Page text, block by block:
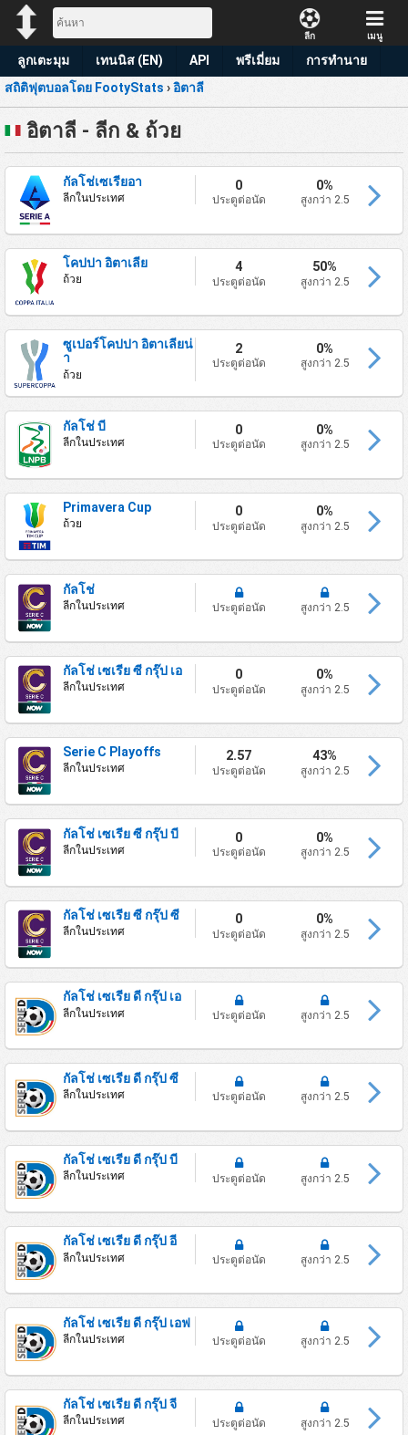
ลีก เมนู
ลูกเตะมุม เทนนิส (EN) API พรีเมี่ยม
การทำนาย
สถิติฟุตบอลโดย FootyStats ›อิตาลี
อิตาลี - ลีก & ถ้วย
กัลโช่เซเรียอา
ลีกในประเทศ
0
ประตูต่อนัด
0%
สูงกว่า 2.5
โคปปา อิตาเลีย
ถ้วย
4
ประตูต่อนัด
50%
สูงกว่า 2.5
ซูเปอร์โคปปา อิตาเลียน่
า
ถ้วย
2
ประตูต่อนัด
0%
สูงกว่า 2.5
กัลโช่ บี
ลีกในประเทศ
0
ประตูต่อนัด
0%
สูงกว่า 2.5
Primavera Cup
ถ้วย
0
ประตูต่อนัด
0%
สูงกว่า 2.5
กัลโช่
ลีกในประเทศ ประตูต่อนัด สูงกว่า 2.5
กัลโช่ เซเรีย ซี กรุ๊ป เอ
ลีกในประเทศ
0
ประตูต่อนัด
0%
สูงกว่า 2.5
Serie C Playoffs
ลีกในประเทศ
2.57
ประตูต่อนัด
43%
สูงกว่า 2.5
กัลโช่ เซเรีย ซี กรุ๊ป บี
ลีกในประเทศ
0
ประตูต่อนัด
0%
สูงกว่า 2.5
กัลโช่ เซเรีย ซี กรุ๊ป ซี
ลีกในประเทศ
0
ประตูต่อนัด
0%
สูงกว่า 2.5
กัลโช่ เซเรีย ดี กรุ๊ป เอ
ลีกในประเทศ ประตูต่อนัด สูงกว่า 2.5
กัลโช่ เซเรีย ดี กรุ๊ป ซี
ลีกในประเทศ ประตูต่อนัด สูงกว่า 2.5
กัลโช่ เซเรีย ดี กรุ๊ป บี
ลีกในประเทศ ประตูต่อนัด สูงกว่า 2.5
กัลโช่ เซเรีย ดี กรุ๊ป อี
ลีกในประเทศ ประตูต่อนัด สูงกว่า 2.5
กัลโช่ เซเรีย ดี กรุ๊ป เอฟ
ลีกในประเทศ ประตูต่อนัด สูงกว่า 2.5
กัลโช่ เซเรีย ดี กรุ๊ป จี
ลีกในประเทศ ประตูต่อนัด สูงกว่า 2.5